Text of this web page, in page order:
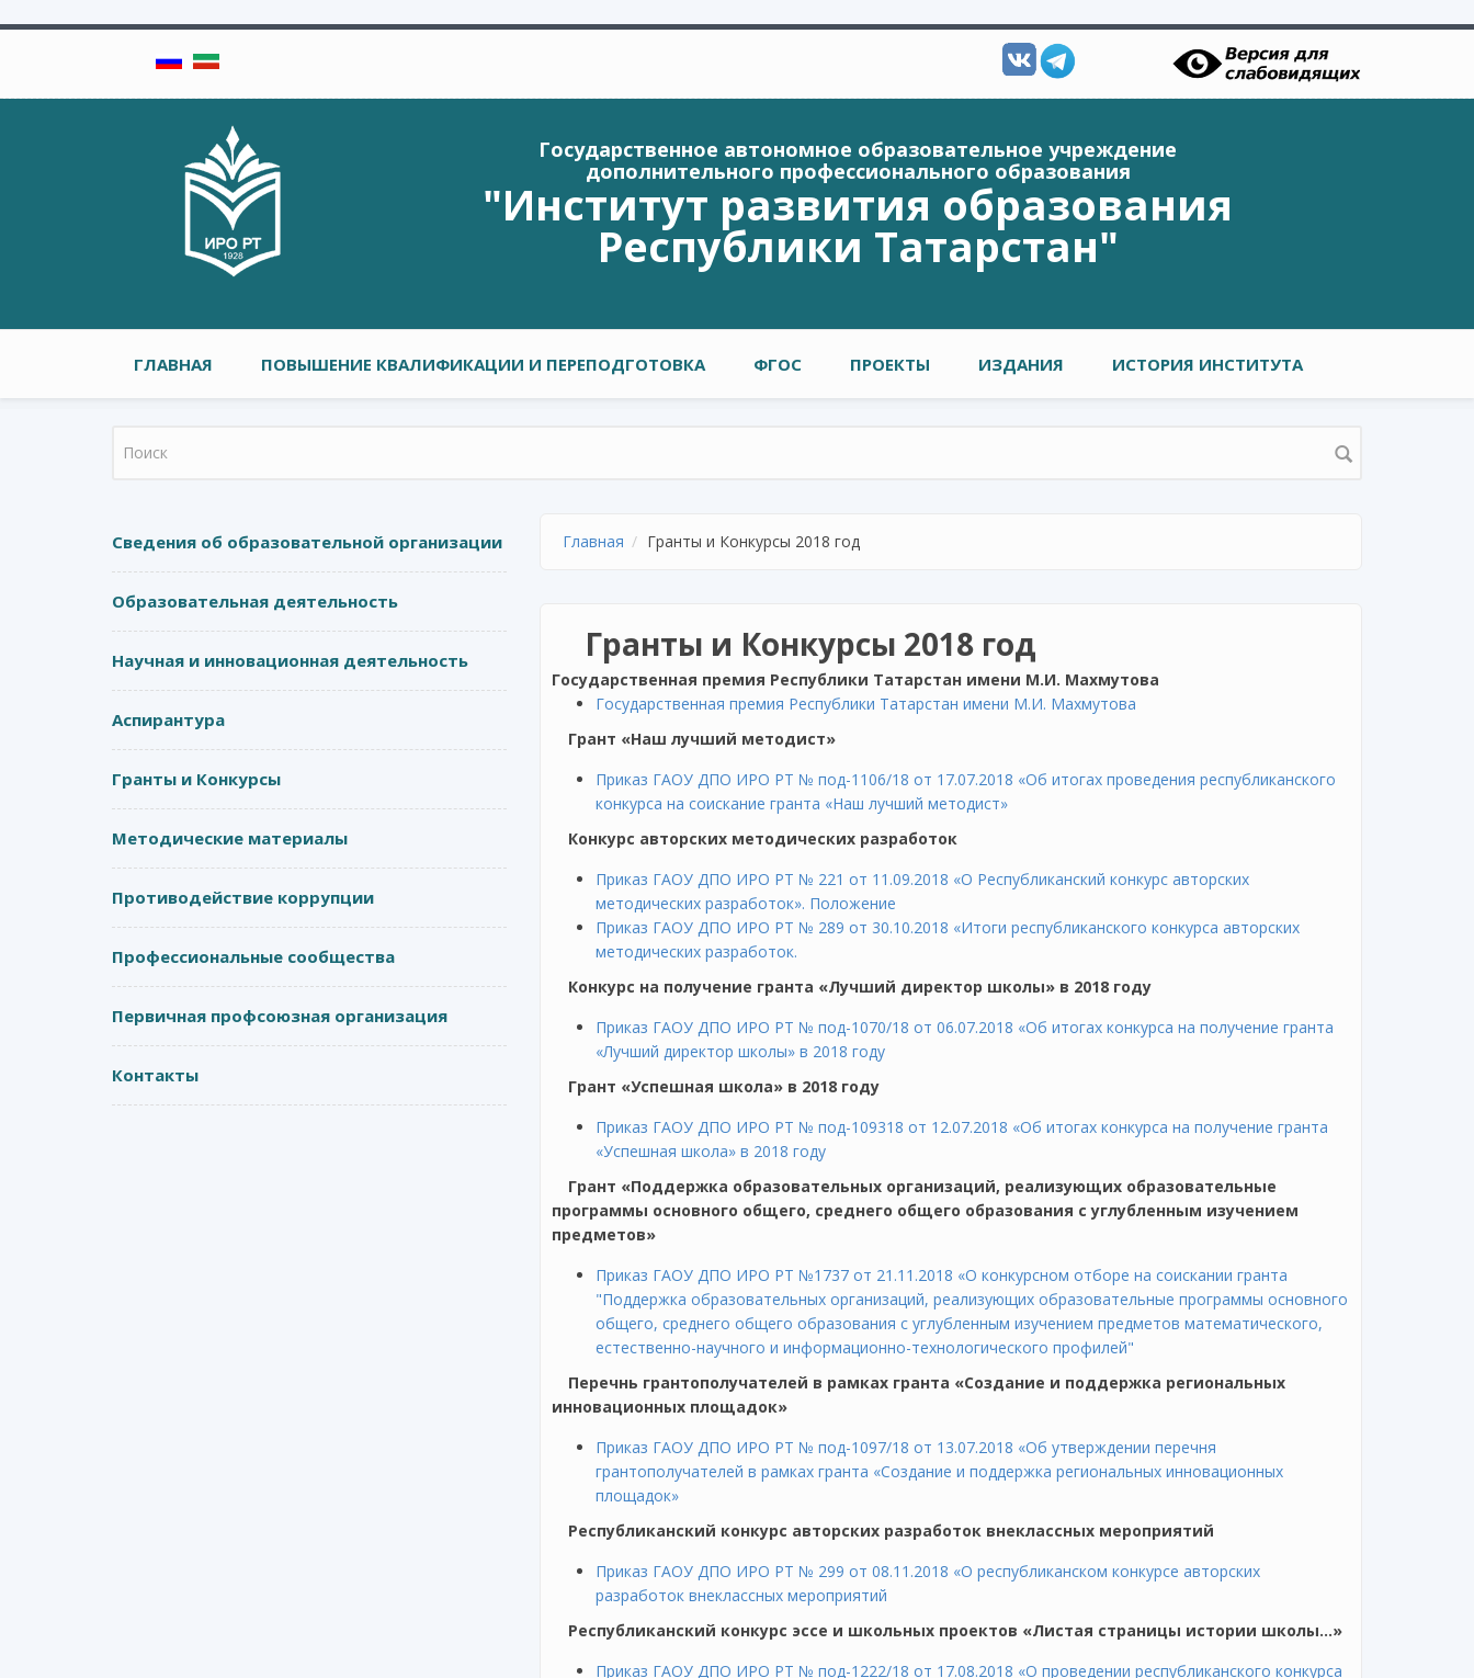
Государственное автономное образовательное учреждение
дополнительного профессионального образования
"Институт развития образования
Республики Татарстан"
Главное меню
ГЛАВНАЯ ПОВЫШЕНИЕ КВАЛИФИКАЦИИ И ПЕРЕПОДГОТОВКА ФГОС ПРОЕКТЫ ИЗДАНИЯ ИСТОРИЯ ИНСТИТУТА
Форма поиска
Сведения об образовательной организации
Образовательная деятельность
Научная и инновационная деятельность
Аспирантура
Гранты и Конкурсы
Методические материалы
Противодействие коррупции
Профессиональные сообщества
Первичная профсоюзная организация
Контакты
Главная Гранты и Конкурсы 2018 год
Гранты и Конкурсы 2018 год
Государственная премия Республики Татарстан имени М.И. Махмутова
Государственная премия Республики Татарстан имени М.И. Махмутова
Грант «Наш лучший методист»
Приказ ГАОУ ДПО ИРО РТ № под-1106/18 от 17.07.2018 «Об итогах проведения республиканского
конкурса на соискание гранта «Наш лучший методист»
Конкурс авторских методических разработок
Приказ ГАОУ ДПО ИРО РТ № 221 от 11.09.2018 «О Республиканский конкурс авторских
методических разработок». Положение
Приказ ГАОУ ДПО ИРО РТ № 289 от 30.10.2018 «Итоги республиканского конкурса авторских
методических разработок.
Конкурс на получение гранта «Лучший директор школы» в 2018 году
Приказ ГАОУ ДПО ИРО РТ № под-1070/18 от 06.07.2018 «Об итогах конкурса на получение гранта
«Лучший директор школы» в 2018 году
Грант «Успешная школа» в 2018 году
Приказ ГАОУ ДПО ИРО РТ № под-109318 от 12.07.2018 «Об итогах конкурса на получение гранта
«Успешная школа» в 2018 году
Грант «Поддержка образовательных организаций, реализующих образовательные
программы основного общего, среднего общего образования с углубленным изучением
предметов»
Приказ ГАОУ ДПО ИРО РТ №1737 от 21.11.2018 «О конкурсном отборе на соискании гранта
"Поддержка образовательных организаций, реализующих образовательные программы основного
общего, среднего общего образования с углубленным изучением предметов математического,
естественно-научного и информационно-технологического профилей"
Перечнь грантополучателей в рамках гранта «Создание и поддержка региональных
инновационных площадок»
Приказ ГАОУ ДПО ИРО РТ № под-1097/18 от 13.07.2018 «Об утверждении перечня
грантополучателей в рамках гранта «Создание и поддержка региональных инновационных
площадок»
Республиканский конкурс авторских разработок внеклассных мероприятий
Приказ ГАОУ ДПО ИРО РТ № 299 от 08.11.2018 «О республиканском конкурсе авторских
разработок внеклассных мероприятий
Республиканский конкурс эссе и школьных проектов «Листая страницы истории школы…»
Приказ ГАОУ ДПО ИРО РТ № под-1222/18 от 17.08.2018 «О проведении республиканского конкурса